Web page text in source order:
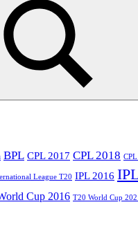
Search
BPL CPL 2017 CPL 2018
League T20 IPL 2016
Cup 2016 T20 World Cup